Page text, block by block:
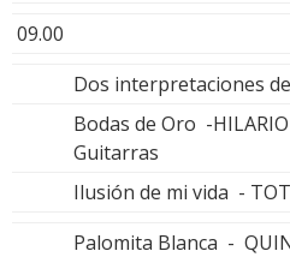
09.00
Dos interpretaciones
Bodas de Oro -
Guitarras
Ilusión de mi vida -
Palomita Blanca -